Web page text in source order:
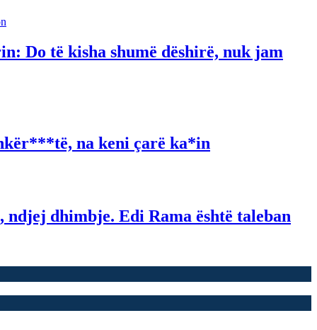
Do të kisha shumë dëshirë, nuk jam
na keni çarë ka*in
dhimbje. Edi Rama është taleban